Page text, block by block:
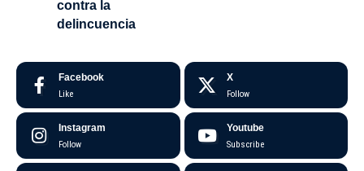
contra la
delincuencia
Facebook
Like
X
Follow
Instagram
Follow
Youtube
Subscribe